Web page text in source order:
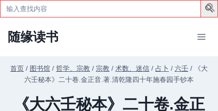
Search
for:
随缘读书
首页 / 图书馆 / 哲学、宗教 / 宗教 / 术数、迷信 / 占卜 / 六壬 /
《大
六壬秘本》二十卷.金正音.著.清乾隆四十年施春园手钞本
《大六壬秘本》二十卷.金正